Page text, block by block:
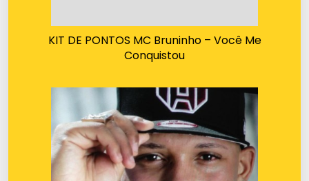
KIT DE PONTOS MC Bruninho – Você Me
Conquistou